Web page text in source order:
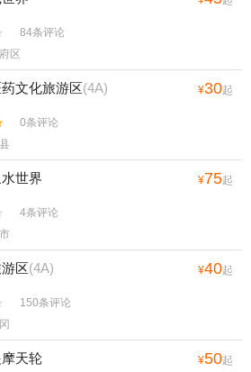
84条评论
区
文化旅游区(4A) ¥30起
0条评论
世界 ¥75起
4条评论
区(4A) ¥40起
150条评论
天轮 ¥50起